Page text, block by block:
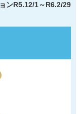
ンR5.12/1～R6.2/29